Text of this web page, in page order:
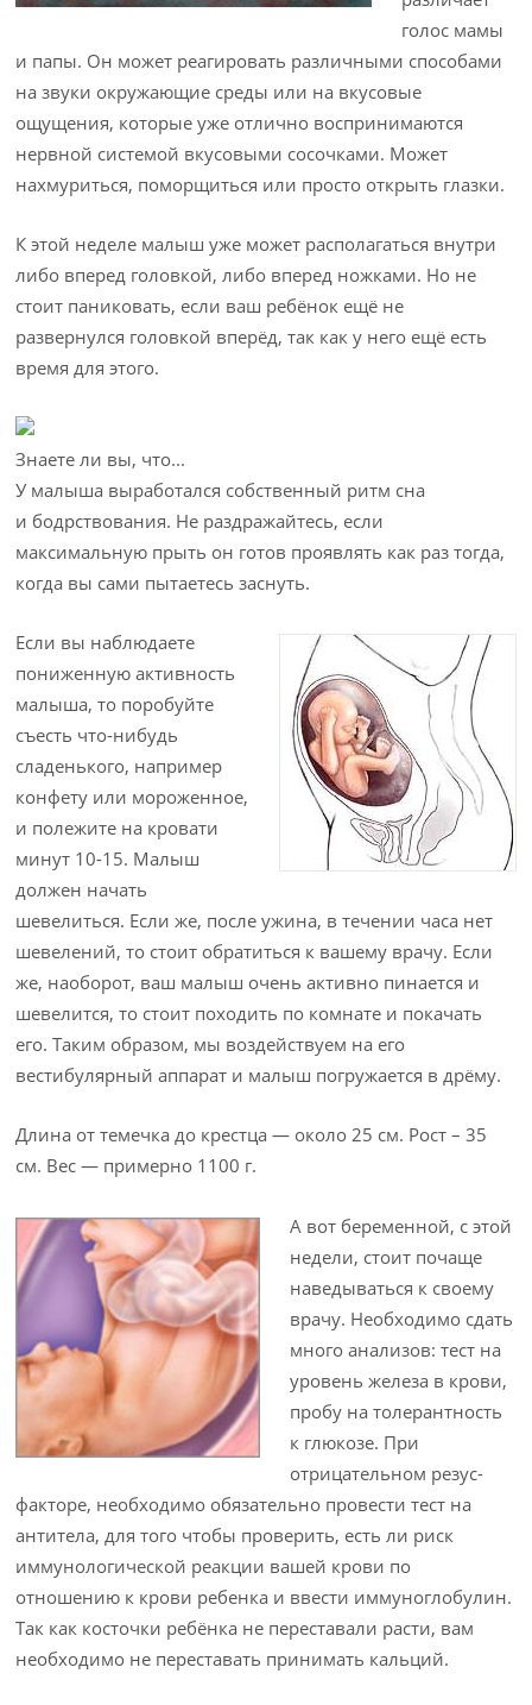
голос мамы
и папы. Он может реагировать различными способами
на звуки окружающие среды или на вкусовые
ощущения, которые уже отлично воспринимаются
нервной системой вкусовыми сосочками. Может
нахмуриться, поморщиться или просто открыть глазки.
К этой неделе малыш уже может располагаться внутри
либо вперед головкой, либо вперед ножками. Но не
стоит паниковать, если ваш ребёнок ещё не
развернулся головкой вперёд, так как у него ещё есть
время для этого.
Знаете ли вы, что...
У малыша выработался собственный ритм сна
и бодрствования. Не раздражайтесь, если
максимальную прыть он готов проявлять как раз тогда,
когда вы сами пытаетесь заснуть.
Если вы наблюдаете
пониженную активность
малыша, то поробуйте
съесть что-нибудь
сладенького, например
конфету или мороженное,
и полежите на кровати
минут 10-15. Малыш
должен начать
шевелиться. Если же, после ужина, в течении часа нет
шевелений, то стоит обратиться к вашему врачу. Если
же, наоборот, ваш малыш очень активно пинается и
шевелится, то стоит походить по комнате и покачать
его. Таким образом, мы воздействуем на его
вестибулярный аппарат и малыш погружается в дрёму.
Длина от темечка до крестца — около 25 см. Рост – 35
см. Вес — примерно 1100 г.
А вот беременной, с этой
недели, стоит почаще
наведываться к своему
врачу. Необходимо сдать
много анализов: тест на
уровень железа в крови,
пробу на толерантность
к глюкозе. При
отрицательном резус-
факторе, необходимо обязательно провести тест на
антитела, для того чтобы проверить, есть ли риск
иммунологической реакции вашей крови по
отношению к крови ребенка и ввести иммуноглобулин.
Так как косточки ребёнка не переставали расти, вам
необходимо не переставать принимать кальций.